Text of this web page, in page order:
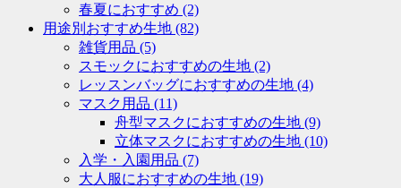
春夏におすすめ (2)
用途別おすすめ生地 (82)
雑貨用品 (5)
スモックにおすすめの生地 (2)
レッスンバッグにおすすめの生地 (4)
マスク用品 (11)
舟型マスクにおすすめの生地 (9)
立体マスクにおすすめの生地 (10)
入学・入園用品 (7)
大人服におすすめの生地 (19)